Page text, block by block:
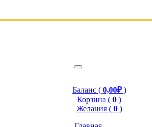
Баланс ( 0,00₽)
Корзина ( 0 )
Желания ( 0 )